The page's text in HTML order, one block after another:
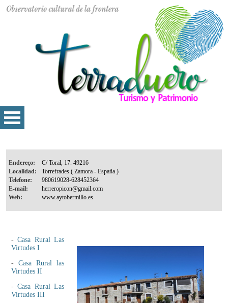
Endereço:
Localidad:
Telefone:
E-mail:
Web:
-Casa Rural Las
Virtudes I
- Casa Rural las
Virtudes II
-Casa Rural Las
Virtudes III